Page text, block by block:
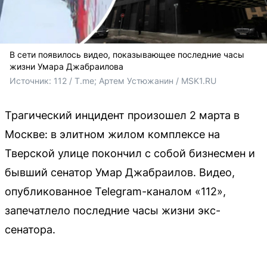
В сети появилось видео, показывающее последние часы
жизни Умара Джабраилова
Источник: 112 / T.me; Артем Устюжанин / MSK1.RU
Трагический инцидент произошел 2 марта в
Москве: в элитном жилом комплексе на
Тверской улице покончил с собой бизнесмен и
бывший сенатор Умар Джабраилов. Видео,
опубликованное Telegram-каналом «112»,
запечатлело последние часы жизни экс-
сенатора.